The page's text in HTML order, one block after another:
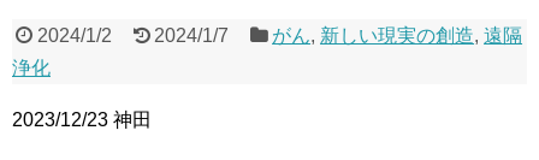
2024/1/2 2024/1/7 がん, 新しい現実の創造,遠隔
浄化
2023/12/23 神田